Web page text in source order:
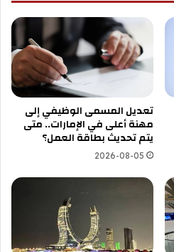
تعديل المسمى الوظيفي إلى
مهنة أعلى في الإمارات.. متى
يتم تحديث بطاقة العمل؟
2026-08-05